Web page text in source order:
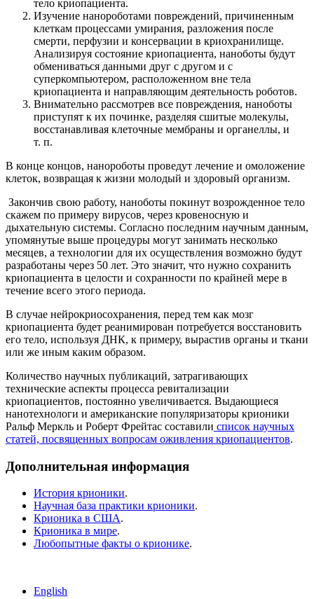
тело криопациента.
Изучение нанороботами повреждений, причиненным
клеткам процессами умирания, разложения после
смерти, перфузии и консервации в криохранилище.
Анализируя состояние криопациента, наноботы будут
обмениваться данными друг с другом и с
суперкомпьютером, расположенном вне тела
криопациента и направляющим деятельность роботов.
Внимательно рассмотрев все повреждения, наноботы
приступят к их починке, разделяя сшитые молекулы,
восстанавливая клеточные мембраны и органеллы, и
т. п.
В конце концов, нанороботы проведут лечение и омоложение
клеток, возвращая к жизни молодый и здоровый организм.
Закончив свою работу, наноботы покинут возрожденное тело
скажем по примеру вирусов, через кровеносную и
дыхательную системы. Согласно последним научным данным,
упомянутые выше процедуры могут занимать несколько
месяцев, а технологии для их осуществления возможно будут
разработаны через 50 лет. Это значит, что нужно сохранить
криопациента в целости и сохранности по крайней мере в
течение всего этого периода.
В случае нейрокриосохранения, перед тем как мозг
криопациента будет реанимирован потребуется восстановить
его тело, используя ДНК, к примеру, вырастив органы и ткани
или же иным каким образом.
Количество научных публикаций, затрагивающих
технические аспекты процесса ревитализации
криопациентов, постоянно увеличивается. Выдающиеся
нанотехнологи и американские популяризаторы крионики
Ральф Меркль и Роберт Фрейтас составили список научных
статей, посвященных вопросам оживления криопациентов.
Дополнительная информация
История крионики.
Научная база практики крионики.
Крионика в США.
Крионика в мире.
Любопытные факты о крионике.
English